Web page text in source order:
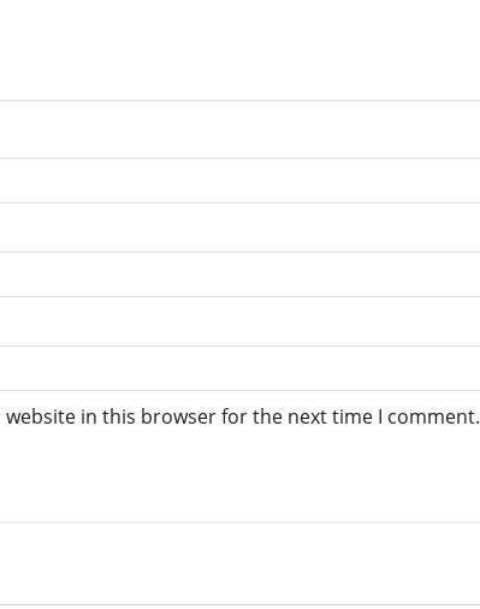
website in this browser for the next time I comment.